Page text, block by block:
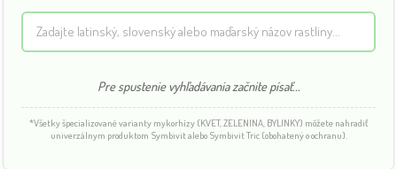
Pre spustenie vyhľadávania začnite písať...
*Všetky špecializované varianty mykorhízy (KVET, ZELENINA, BYLINKY) môžete nahradiť
univerzálnym produktom Symbivit alebo Symbivit Tric (obohatený o ochranu).